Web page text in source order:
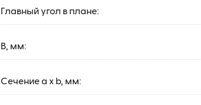
Главный угол в плане:
B, мм:
Сечение a x b, мм: